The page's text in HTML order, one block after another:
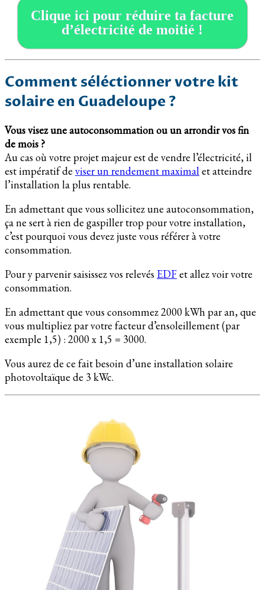
Clique ici pour réduire ta facture
d’électricité de moitié !
Comment séléctionner votre kit
solaire en Guadeloupe ?
Vous visez une autoconsommation ou un arrondir vos fin
de mois ?
Au cas où votre projet majeur est de vendre l’électricité, il
est impératif de viser un rendement maximalet atteindre
l’installation la plus rentable.
En admettant que vous sollicitez une autoconsommation,
ça ne sert à rien de gaspiller trop pour votre installation,
c’est pourquoi vous devez juste vous référer à votre
consommation.
Pour y parvenir saisissez vos relevés EDFet allez voir votre
consommation.
En admettant que vous consommez 2000 kWh par an, que
vous multipliez par votre facteur d’ensoleillement (par
exemple 1,5) : 2000 x 1,5 = 3000.
Vous aurez de ce fait besoin d’une installation solaire
photovoltaïque de 3 kWc.